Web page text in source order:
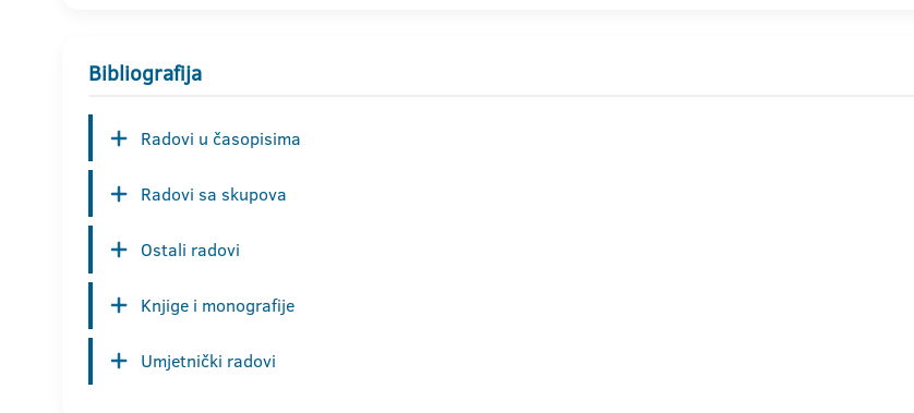
Bibliografija
Radovi u časopisima
Radovi sa skupova
Ostali radovi
Knjige i monografije
Umjetnički radovi